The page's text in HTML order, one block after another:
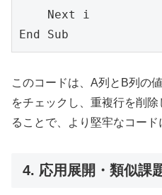
    Next i
このコードは、A列とB列の
をチェックし、重複行を削
ることで、より堅牢なコード
4. 応用展開・類似課